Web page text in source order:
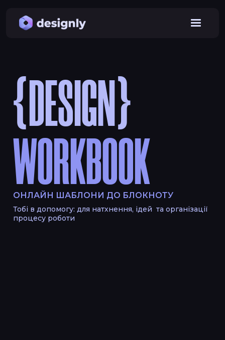
{DESIGN}
WORKBOOK
ОНЛАЙН ШАБЛОНИ ДО БЛОКНОТУ
Тобі в допомогу: для натхнення, ідей та організації
процесу роботи